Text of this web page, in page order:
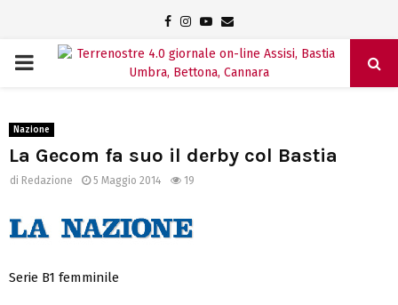
Facebook
Instagram
Youtube
Email
PRIMARY
Nazione
La Gecom fa suo il derby col Bastia
di Redazione 5 Maggio 2014 19
Serie B1 femminile